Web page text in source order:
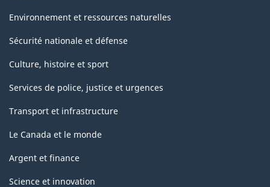
Environnement et ressources naturelles
Sécurité nationale et défense
Culture, histoire et sport
Services de police, justice et urgences
Transport et infrastructure
Le Canada et le monde
Argent et finance
Science et innovation